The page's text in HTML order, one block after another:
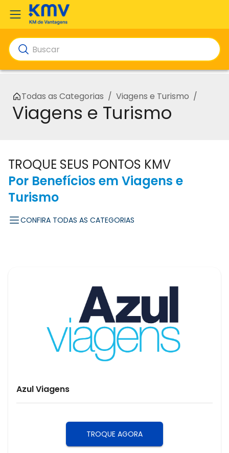
Todas as Categorias / Viagens e Turismo /
Viagens e Turismo
TROQUE SEUS PONTOS KMV
Por Benefícios em Viagens e
Turismo
CONFIRA TODAS AS CATEGORIAS
Azul Viagens
TROQUE AGORA